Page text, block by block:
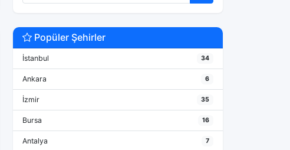
Popüler Şehirler
İstanbul 34
Ankara 6
İzmir 35
Bursa 16
Antalya 7